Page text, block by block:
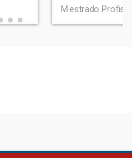
Mestrado